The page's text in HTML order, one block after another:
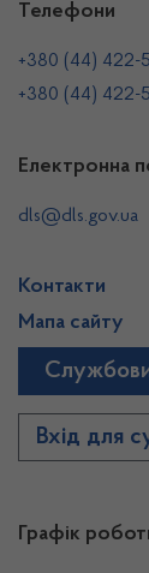
Графік
Телефони
+380 (44) 422-
+380 (44) 422-
Електронна
dls@dls.gov.ua
Контакти
Мапа сайту
Вхід для